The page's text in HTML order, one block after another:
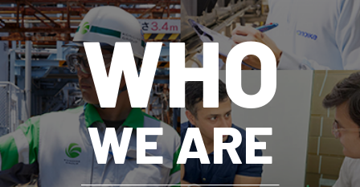
サステナビリティ
採用情報
KONOIKEジャーナル
プロジェクトストーリー
サービス・ソリューション
WHO
WE ARE